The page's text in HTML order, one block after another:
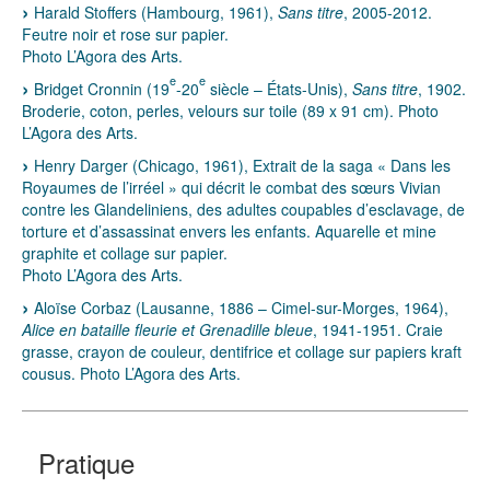
Harald Stoffers (Hambourg, 1961), Sans titre, 2005-2012.
Feutre noir et rose sur papier.
Photo L’Agora des Arts.
Bridget Cronnin (19e-20e siècle – États-Unis), Sans titre, 1902.
Broderie, coton, perles, velours sur toile (89 x 91 cm). Photo
L’Agora des Arts.
Henry Darger (Chicago, 1961), Extrait de la saga « Dans les
Royaumes de l’irréel » qui décrit le combat des sœurs Vivian
contre les Glandeliniens, des adultes coupables d’esclavage, de
torture et d’assassinat envers les enfants. Aquarelle et mine
graphite et collage sur papier.
Photo L’Agora des Arts.
Aloïse Corbaz (Lausanne, 1886 – Cimel-sur-Morges, 1964),
Alice en bataille fleurie et Grenadille bleue, 1941-1951. Craie
grasse, crayon de couleur, dentifrice et collage sur papiers kraft
cousus. Photo L’Agora des Arts.
Pratique